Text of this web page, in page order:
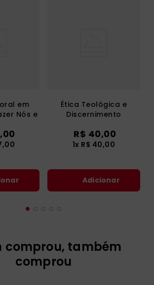
em
Nós e
,00
,00
Ética Teológica e
Discernimento
R$ 40,00
1x R$ 40,00
Adicionar
comprou, também
comprou